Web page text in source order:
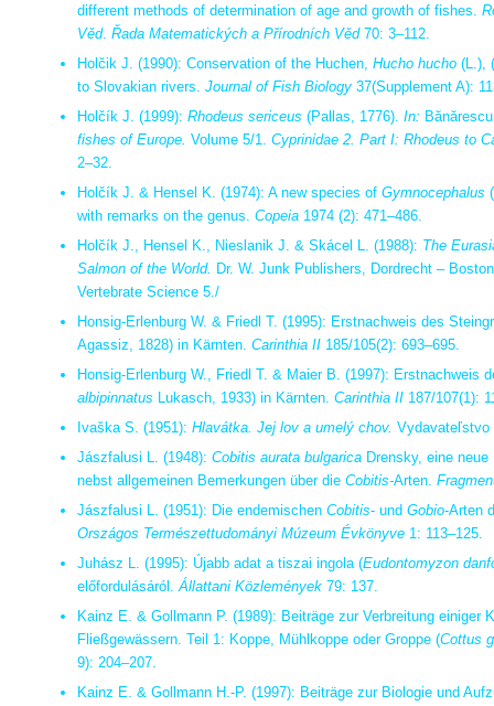
different methods of determination of age and growth of fishes.
Věd. Řada Matematických a Přírodních Věd70: 3–112.
Holčik J. (1990): Conservation of the Huchen, Hucho hucho (L.),
to Slovakian rivers. Journal of Fish Biology 37(Supplement A):
Holčík J. (1999): Rhodeus sericeus (Pallas, 1776). In:
fishes of Europe. Volume 5/1. Cyprinidae 2. Part I: Rhodeus to
2–32.
Holčík J. & Hensel K. (1974): A new species of Gymnocephalus
with remarks on the genus. Copeia 1974 (2): 471–486.
Holčík J., Hensel K., Nieslanik J. & Skácel L. (1988): The
Salmon of the World. Dr. W. Junk Publishers, Dordrecht –
Vertebrate Science 5./
Honsig-Erlenburg W. & Friedl T. (1995): Erstnachweis des
Agassiz, 1828) in Kärnten. Carinthia II 185/105(2): 693–695.
Honsig-Erlenburg W., Friedl T. & Maier B. (1997): Erstnachweis
albipinnatus Lukasch, 1933) in Kärnten. Carinthia II 187/107(1):
Ivaška S. (1951): Hlavátka. Jej lov a umelý chov. Vydavateľstvo
Jászfalusi L. (1948): Cobitis aurata bulgarica Drensky, eine
nebst allgemeinen Bemerkungen über die Cobitis-Arten.
Jászfalusi L. (1951): Die endemischen Cobitis- und Gobio-Arten
Országos Természettudományi Múzeum Évkönyve 1: 113–125.
Juhász L. (1995): Újabb adat a tiszai ingola (Eudontomyzon
előfordulásáról.Állattani Közlemények 79: 137.
Kainz E. & Gollmann P. (1989): Beiträge zur Verbreitung einiger
Fließgewässern. Teil 1: Koppe, Mühlkoppe oder Groppe (Cottus
9): 204–207.
Kainz E. & Gollmann H.-P. (1997): Beiträge zur Biologie und